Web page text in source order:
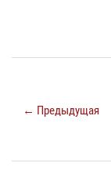
← Предыдущая